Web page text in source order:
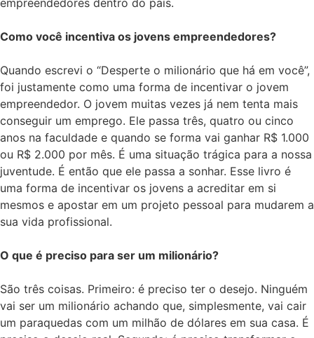
empreendedores dentro do país.
Como você incentiva os jovens empreendedores?
Quando escrevi o “Desperte o milionário que há em você”,
foi justamente como uma forma de incentivar o jovem
empreendedor. O jovem muitas vezes já nem tenta mais
conseguir um emprego. Ele passa três, quatro ou cinco
anos na faculdade e quando se forma vai ganhar R$ 1.000
ou R$ 2.000 por mês. É uma situação trágica para a nossa
juventude. É então que ele passa a sonhar. Esse livro é
uma forma de incentivar os jovens a acreditar em si
mesmos e apostar em um projeto pessoal para mudarem a
sua vida profissional.
O que é preciso para ser um milionário?
São três coisas. Primeiro: é preciso ter o desejo. Ninguém
vai ser um milionário achando que, simplesmente, vai cair
um paraquedas com um milhão de dólares em sua casa. É